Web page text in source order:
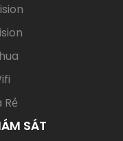
SÁT